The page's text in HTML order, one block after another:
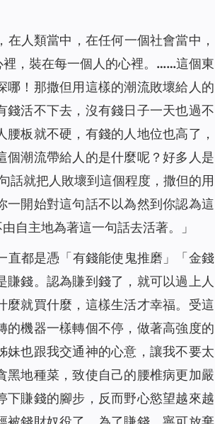
在人類當中，在任何一個社會當中，
，裝在每一個人的心裡。……這個東
！那撒但用這樣的潮流敗壞給人的
活不下去，沒有錢日子一天也過不
板就不硬，有錢的人地位也高了，
個潮流帶給人的是什麼呢？好多人是
就把人敗壞到這個程度，撒但的用
開始對這句話不以為然到你認為這
自主地為著這一句話去活著。
」
直都是憑「有錢能使鬼推磨」「金錢
賺錢。認為賺到錢了，就可以過上人
麼就買什麼，這樣生活才幸福。受這
機器一樣轉個不停，做著高強度的
妹也跟我交通神的心意，讓我不要太
地種菜，致使自己的腰椎病更加嚴
賺錢的腳步，反而野心慾望越來越